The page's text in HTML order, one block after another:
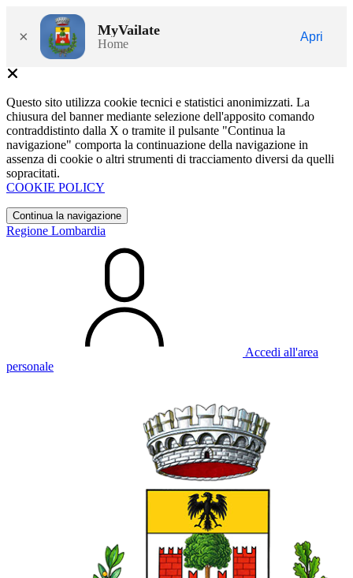
× MyVailate
Home
Apri
Questo sito utilizza cookie tecnici e statistici anonimizzati. La
chiusura del banner mediante selezione dell'apposito comando
contraddistinto dalla X o tramite il pulsante "Continua la
navigazione" comporta la continuazione della navigazione in
assenza di cookie o altri strumenti di tracciamento diversi da quelli
sopracitati.
COOKIE POLICY
Continua la navigazione
Regione Lombardia
Accedi all'area
personale